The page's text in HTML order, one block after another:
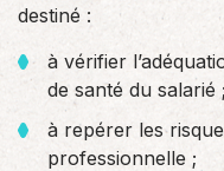
destiné :
à vérifier
de santé du salarié ;
à repérer les
professionnelle ;